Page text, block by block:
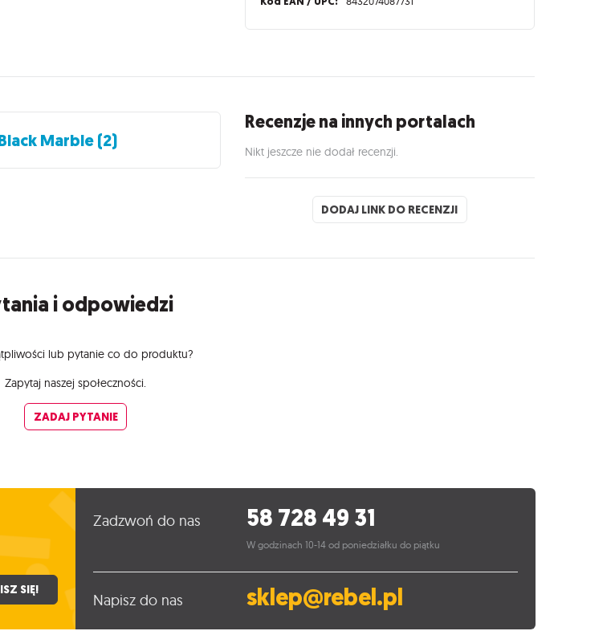
Marble (2)
Recenzje na innych portalach
Nikt jeszcze nie dodał recenzji.
DODAJ LINK DO RECENZJI
i odpowiedzi
lub pytanie co do produktu?
Zapytaj naszej społeczności.
ZADAJ PYTANIE
SIĘ!
Zadzwoń do nas 58 728 49 31
W godzinach 10-14 od poniedziałku do piątku
Napisz do nas sklep@rebel.pl